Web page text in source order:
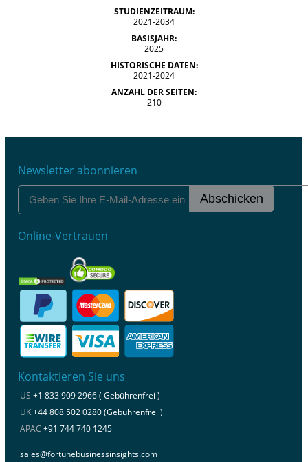
STUDIENZEITRAUM:
2021-2034
BASISJAHR:
2025
HISTORISCHE DATEN:
2021-2024
ANZAHL DER SEITEN:
210
Newsletter abonnieren
Abschicken
Online-Vertrauen
Kontaktieren Sie uns
US +1 833 909 2966 ( Gebührenfrei )
UK+44 808 502 0280 (Gebührenfrei )
APAC +91 744 740 1245
sales@fortunebusinessinsights.com